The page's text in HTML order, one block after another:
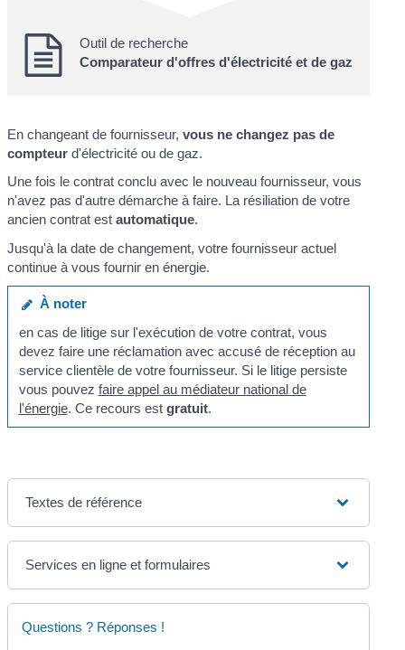
Outil de recherche
Comparateur d'offres d'électricité et de gaz
En changeant de fournisseur,vous ne changez pas de
compteur d'électricité ou de gaz.
Une fois le contrat conclu avec le nouveau fournisseur, vous
n'avez pas d'autre démarche à faire. La résiliation de votre
ancien contrat estautomatique.
Jusqu'à la date de changement, votre fournisseur actuel
continue à vous fournir en énergie.
À noter
en cas de litige sur l'exécution de votre contrat, vous
devez faire une réclamation avec accusé de réception au
service clientèle de votre fournisseur. Si le litige persiste
vous pouvez faire appel au médiateur national de
l'énergie. Ce recours est gratuit.
Textes de référence
Services en ligne et formulaires
Questions ? Réponses !